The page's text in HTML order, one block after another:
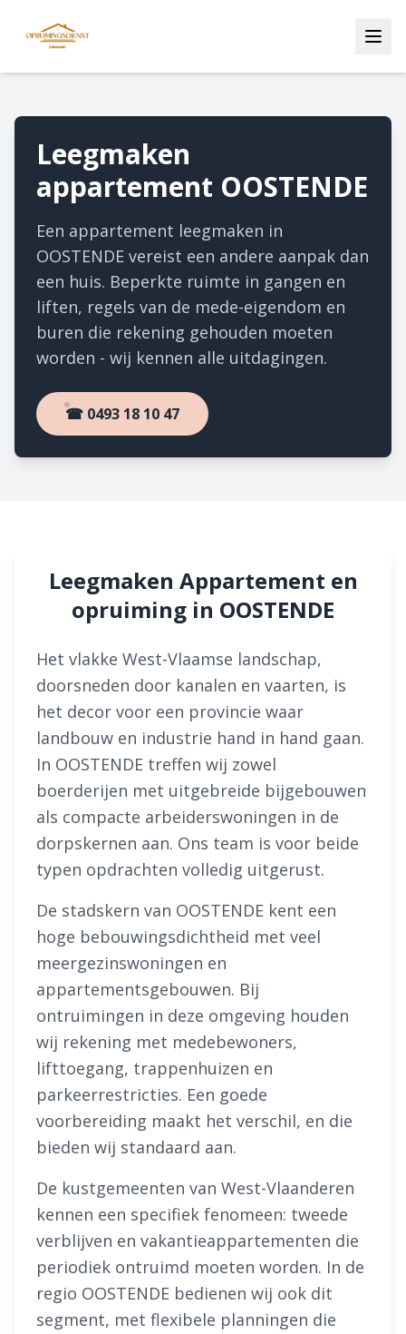
Leegmaken
appartement OOSTENDE
Een appartement leegmaken in
OOSTENDE vereist een andere aanpak dan
een huis. Beperkte ruimte in gangen en
liften, regels van de mede-eigendom en
buren die rekening gehouden moeten
worden - wij kennen alle uitdagingen.
☎ 0493 18 10 47
Leegmaken Appartement en
opruiming in OOSTENDE
Het vlakke West-Vlaamse landschap,
doorsneden door kanalen en vaarten, is
het decor voor een provincie waar
landbouw en industrie hand in hand gaan.
In OOSTENDE treffen wij zowel
boerderijen met uitgebreide bijgebouwen
als compacte arbeiderswoningen in de
dorpskernen aan. Ons team is voor beide
typen opdrachten volledig uitgerust.
De stadskern van OOSTENDE kent een
hoge bebouwingsdichtheid met veel
meergezinswoningen en
appartementsgebouwen. Bij
ontruimingen in deze omgeving houden
wij rekening met medebewoners,
lifttoegang, trappenhuizen en
parkeerrestricties. Een goede
voorbereiding maakt het verschil, en die
bieden wij standaard aan.
De kustgemeenten van West-Vlaanderen
kennen een specifiek fenomeen: tweede
verblijven en vakantieappartementen die
periodiek ontruimd moeten worden. In de
regio OOSTENDE bedienen wij ook dit
segment, met flexibele planningen die